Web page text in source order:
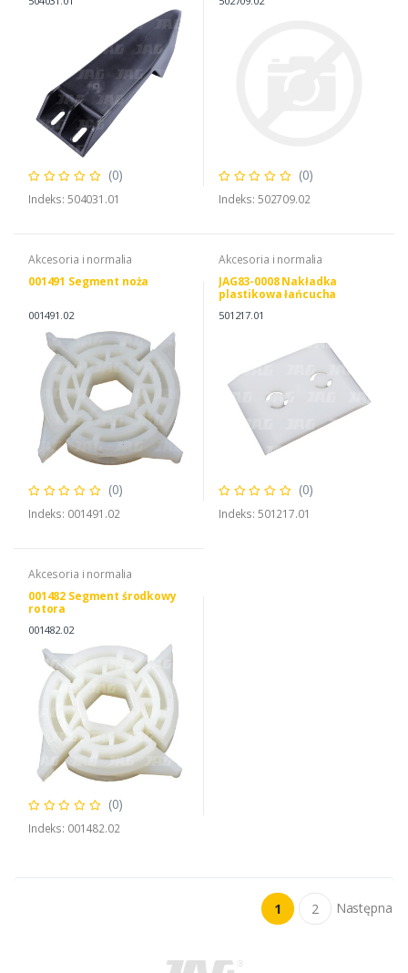
(0)
Indeks: 504031.01
(0)
Indeks: 502709.02
Akcesoria i normalia
001491 Segment noża
001491.02
(0)
Indeks: 001491.02
Akcesoria i normalia
JAG83-0008 Nakładka
plastikowa łańcucha
501217.01
(0)
Indeks: 501217.01
Akcesoria i normalia
001482 Segment środkowy
rotora
001482.02
(0)
Indeks: 001482.02
1 2 Następna